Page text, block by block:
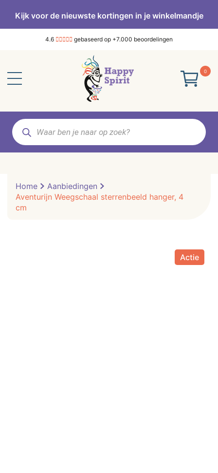
Kijk voor de nieuwste kortingen in je winkelmandje
4.6 gebaseerd op +7.000 beoordelingen
0
Producten
zoeken
Home
Aanbiedingen
Aventurijn Weegschaal sterrenbeeld hanger, 4
cm
Actie